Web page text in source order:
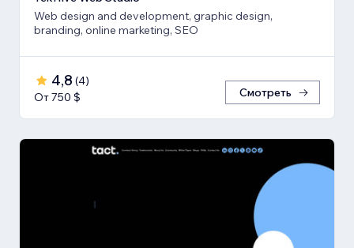
Web design and development, graphic design,
branding, online marketing, SEO
4,8 (4)
От 750 $
Смотреть